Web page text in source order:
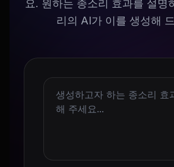
요. 원하는 종소리 효과를 설명
리의 AI가 이를 생성해